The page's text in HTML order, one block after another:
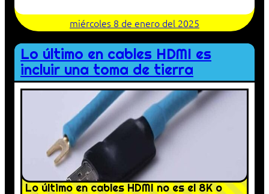
miércoles 8 de enero del 2025
Lo último en cables HDMI es
incluir una toma de tierra
Lo último en cables HDMI no es el 8K o